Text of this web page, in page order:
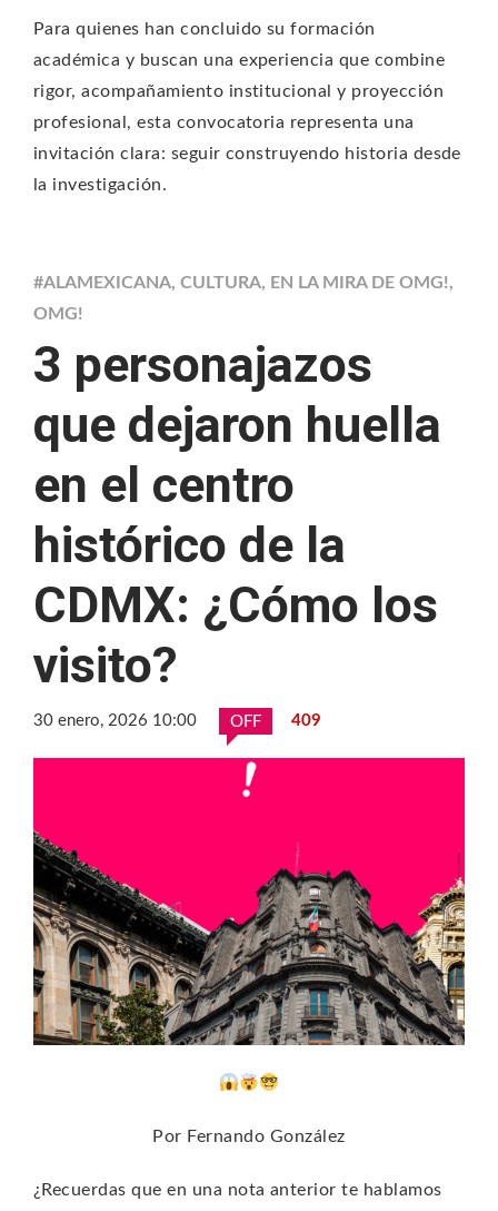
Para quienes han concluido su formación
académica y buscan una experiencia que combine
rigor, acompañamiento institucional y proyección
profesional, esta convocatoria representa una
invitación clara: seguir construyendo historia desde
la investigación.
#ALAMEXICANA, CULTURA, EN LA MIRA DE OMG!,
OMG!
3 personajazos
que dejaron huella
en el centro
histórico de la
CDMX: ¿Cómo los
visito?
30 enero, 2026 10:00 OFF 409
Por Fernando González
¿Recuerdas que en una nota anterior te hablamos